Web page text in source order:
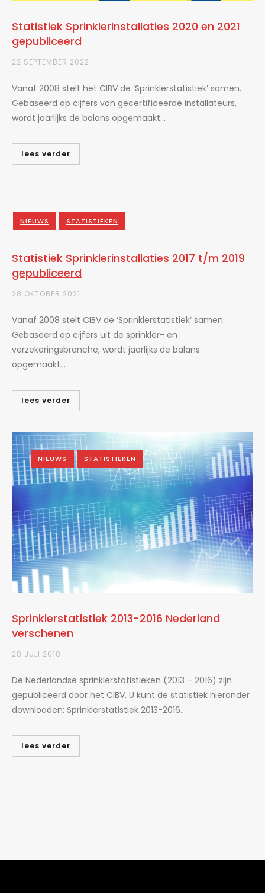
Statistiek Sprinklerinstallaties 2020 en 2021
gepubliceerd
22 SEPTEMBER 2022
Vanaf 2008 stelt het CIBV de ‘Sprinklerstatistiek’ samen.
Gebaseerd op cijfers van gecertificeerde installateurs,
wordt jaarlijks de balans opgemaakt...
lees verder
NIEUWS STATISTIEKEN
Statistiek Sprinklerinstallaties 2017 t/m 2019
gepubliceerd
28 OKTOBER 2021
Vanaf 2008 stelt CIBV de ‘Sprinklerstatistiek’ samen.
Gebaseerd op cijfers uit de sprinkler- en
verzekeringsbranche, wordt jaarlijks de balans
opgemaakt...
lees verder
NIEUWS STATISTIEKEN
Sprinklerstatistiek 2013-2016 Nederland
verschenen
28 JULI 2018
De Nederlandse sprinklerstatistieken (2013 – 2016) zijn
gepubliceerd door het CIBV. U kunt de statistiek hieronder
downloaden: Sprinklerstatistiek 2013-2016...
lees verder